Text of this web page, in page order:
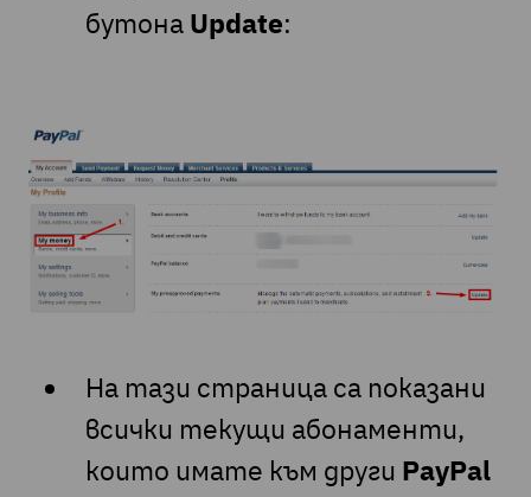
бутона Update:
На тази страница са показани
всички текущи абонаменти,
които имате към други PayPal